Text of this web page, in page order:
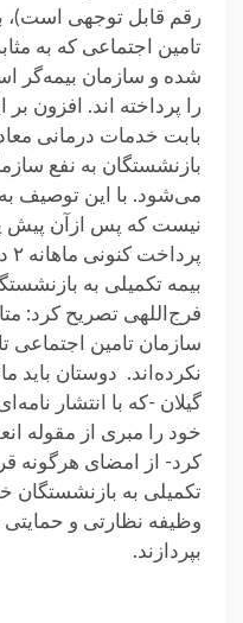
رقم قابل توجهی است)،
تامین اجتماعی که به
شده و سازمان بیمه‌گر
را پرداخته اند. افزون
بازنشستگان به نفع
می‌‌شود. با این توصیف
نیست که پس ازآن پیش
بیمه تکمیلی به
فرج‌اللهی تصریح کرد:
سازمان تامین اجتماعی
نکرده‌اند. دوستان باید
گیلان -که با انتشار
خود را مبری از مقوله
کرد- از امضای هرگونه
تکمیلی به بازنشستگان
وظیفه نظارتی و حمایتی
بپردازند.